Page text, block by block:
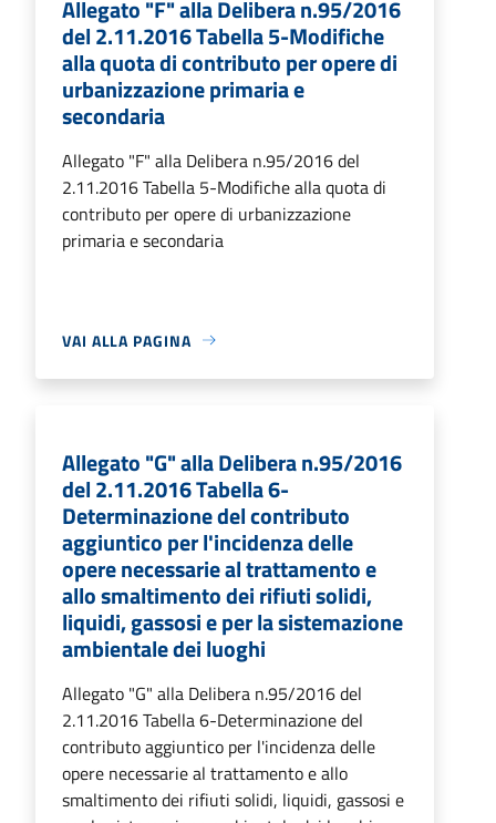
Allegato "F" alla Delibera n.95/2016
del 2.11.2016 Tabella 5-Modifiche
alla quota di contributo per opere di
urbanizzazione primaria e
secondaria
Allegato "F" alla Delibera n.95/2016 del
2.11.2016 Tabella 5-Modifiche alla quota di
contributo per opere di urbanizzazione
primaria e secondaria
VAI ALLA PAGINA
Allegato "G" alla Delibera n.95/2016
del 2.11.2016 Tabella 6-
Determinazione del contributo
aggiuntico per l'incidenza delle
opere necessarie al trattamento e
allo smaltimento dei rifiuti solidi,
liquidi, gassosi e per la sistemazione
ambientale dei luoghi
Allegato "G" alla Delibera n.95/2016 del
2.11.2016 Tabella 6-Determinazione del
contributo aggiuntico per l'incidenza delle
opere necessarie al trattamento e allo
smaltimento dei rifiuti solidi, liquidi, gassosi e